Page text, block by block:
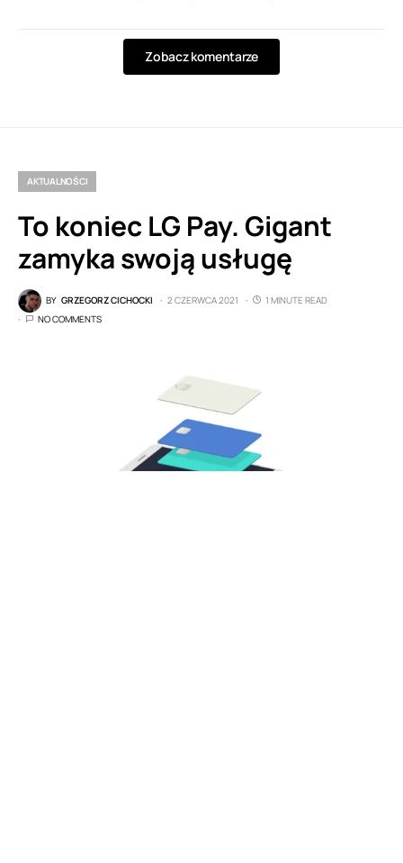
Zobacz komentarze
AKTUALNOŚCI
To koniec LG Pay. Gigant
zamyka swoją usługę
BY GRZEGORZ CICHOCKI 2 CZERWCA 2021
1 MINUTE READ
NO COMMENTS